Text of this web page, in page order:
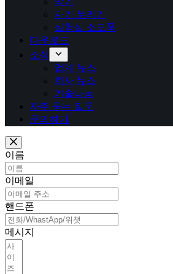
자기 분리기
실험실 소모품
다운로드
소식
업계 뉴스
회사 뉴스
기술나눔
자주 묻는 질문
문의하기
이름
이메일
핸드폰
메시지